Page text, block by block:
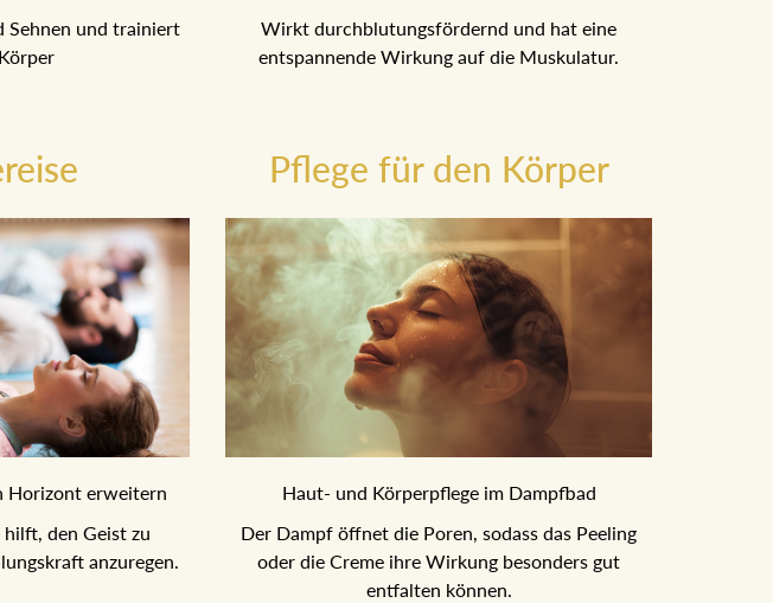
Sehnen und trainiert
Wirkt durchblutungsfördernd und hat eine
entspannende Wirkung auf die Muskulatur.
Horizont erweitern
den Geist zu
anzuregen.
Pflege für den Körper
Haut- und Körperpflege im Dampfbad
Der Dampf öffnet die Poren, sodass das Peeling
oder die Creme ihre Wirkung besonders gut
entfalten können.